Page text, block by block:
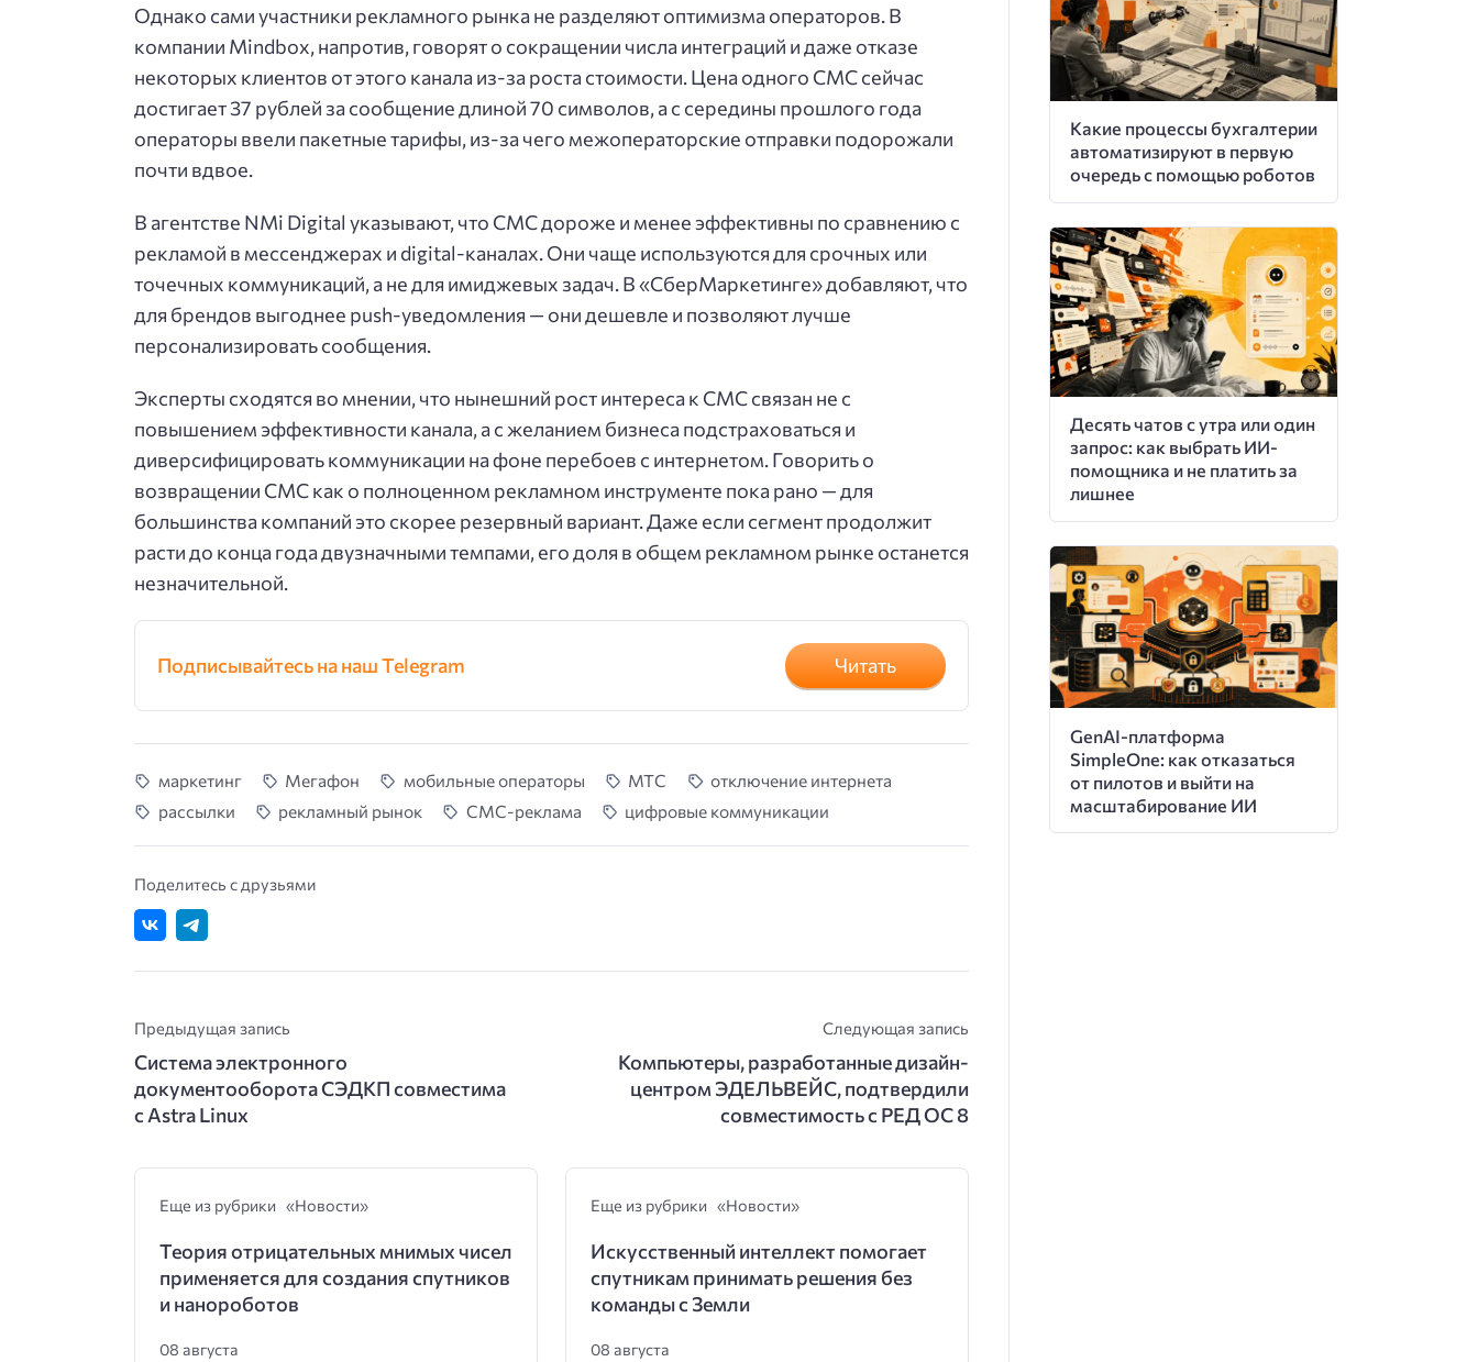
Однако сами участники рекламного рынка не разделяют оптимизма операторов. В
компании Mindbox, напротив, говорят о сокращении числа интеграций и даже отказе
некоторых клиентов от этого канала из-за роста стоимости. Цена одного СМС сейчас
достигает 37 рублей за сообщение длиной 70 символов, а с середины прошлого года
операторы ввели пакетные тарифы, из-за чего межоператорские отправки подорожали
почти вдвое.
В агентстве NMi Digital указывают, что СМС дороже и менее эффективны по сравнению с
рекламой в мессенджерах и digital-каналах. Они чаще используются для срочных или
точечных коммуникаций, а не для имиджевых задач. В «СберМаркетинге» добавляют, что
для брендов выгоднее push-уведомления — они дешевле и позволяют лучше
персонализировать сообщения.
Эксперты сходятся во мнении, что нынешний рост интереса к СМС связан не с
повышением эффективности канала, а с желанием бизнеса подстраховаться и
диверсифицировать коммуникации на фоне перебоев с интернетом. Говорить о
возвращении СМС как о полноценном рекламном инструменте пока рано — для
большинства компаний это скорее резервный вариант. Даже если сегмент продолжит
расти до конца года двузначными темпами, его доля в общем рекламном рынке останется
незначительной.
Подписывайтесь на наш Telegram Читать
маркетинг Мегафон мобильные операторы МТС
отключение интернета
рассылки
рекламный рынок СМС-реклама цифровые коммуникации
Поделитесь с друзьями
Предыдущая запись
Система электронного
документооборота СЭДКП совместима
с Astra Linux
Следующая запись
Компьютеры, разработанные дизайн-
центром ЭДЕЛЬВЕЙС, подтвердили
совместимость с РЕД ОС 8
Еще из рубрики «Новости»
Теория отрицательных мнимых чисел
применяется для создания спутников
и нанороботов
08 августа
Еще из рубрики «Новости»
Искусственный интеллект помогает
спутникам принимать решения без
команды с Земли
08 августа
Какие процессы бухгалтерии
автоматизируют в первую
очередь с помощью роботов
Десять чатов с утра или один
запрос: как выбрать ИИ-
помощника и не платить за
лишнее
GenAI-платформа
SimpleOne: как отказаться
от пилотов и выйти на
масштабирование ИИ